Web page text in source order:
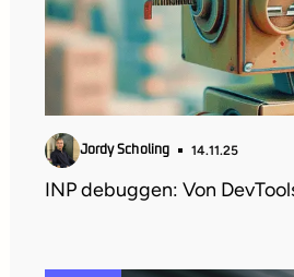
Jordy Scholing 14.11.25
INP debuggen: Von